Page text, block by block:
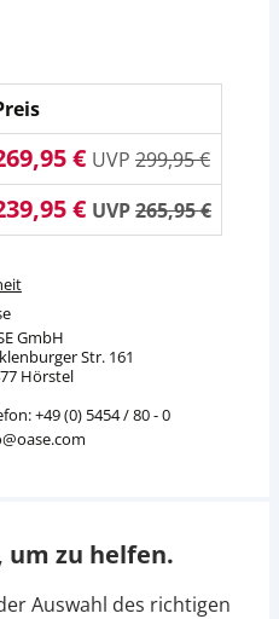
€ UVP 299,95 €
€ UVP265,95 €
GmbH
Str. 161
Hörstel
+49 (0) 5454 / 80 - 0
um zu helfen.
Auswahl des richtigen